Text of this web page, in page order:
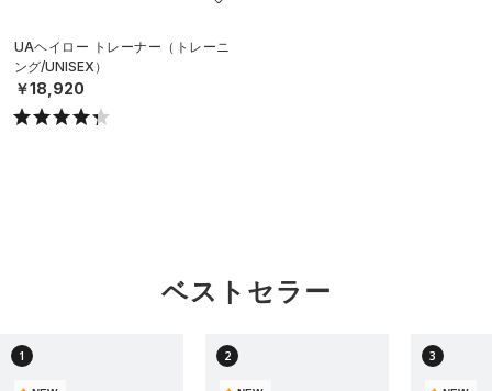
UAヘイロー トレーナー（トレーニ
ング/UNISEX）
￥18,920
ベストセラー
1 2 3